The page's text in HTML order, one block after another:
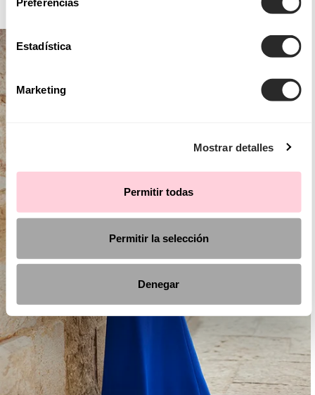
Estadística
Marketing
Mostrar detalles
Permitir todas
Permitir la selección
Denegar
COCKTAIL